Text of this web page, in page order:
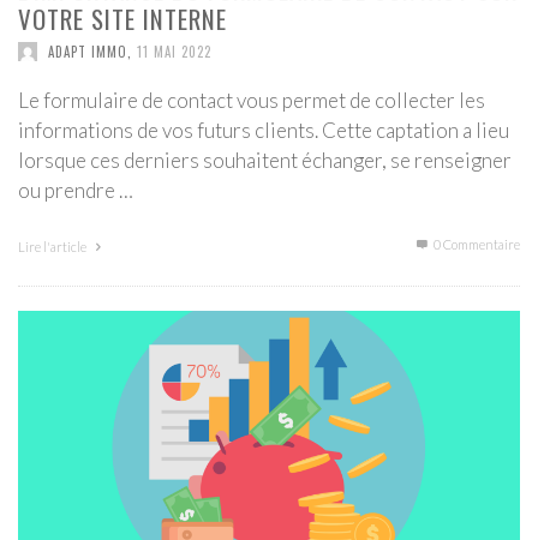
VOTRE SITE INTERNE
ADAPT IMMO 11 MAI 2022
Le formulaire de contact vous permet de collecter les
informations de vos futurs clients. Cette captation a lieu
lorsque ces derniers souhaitent échanger, se renseigner
ou prendre …
Lire l'article 0 Commentaire